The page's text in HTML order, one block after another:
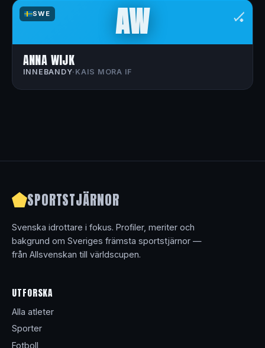
SWE 🏑
AW
ANNA WIJK
INNEBANDY· KAIS MORA IF
SPORTSTJÄRNOR
Svenska idrottare i fokus. Profiler, meriter och
bakgrund om Sveriges främsta sportstjärnor —
från Allsvenskan till världscupen.
UTFORSKA
Alla atleter
Sporter
Fotboll